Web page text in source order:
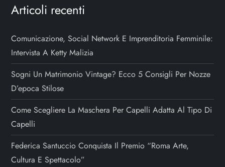
Articoli recenti
Comunicazione, Social Network E Imprenditoria Femminile:
Intervista A Ketty Malizia
Sogni Un Matrimonio Vintage? Ecco 5 Consigli Per Nozze
D’epoca Stilose
Come Scegliere La Maschera Per Capelli Adatta Al Tipo Di
Capelli
Federica Santuccio Conquista Il Premio “Roma Arte,
Cultura E Spettacolo”